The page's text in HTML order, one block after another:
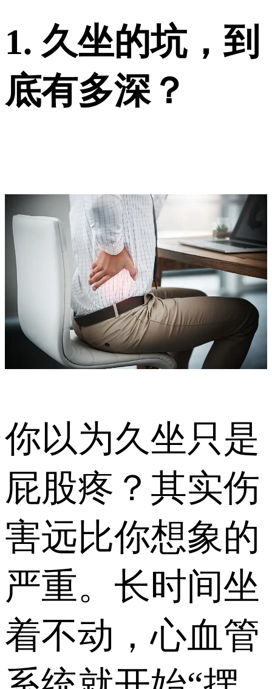
1. 久坐的坑，到
底有多深？
你以为久坐只是
屁股疼？其实伤
害远比你想象的
严重。长时间坐
着不动，心血管